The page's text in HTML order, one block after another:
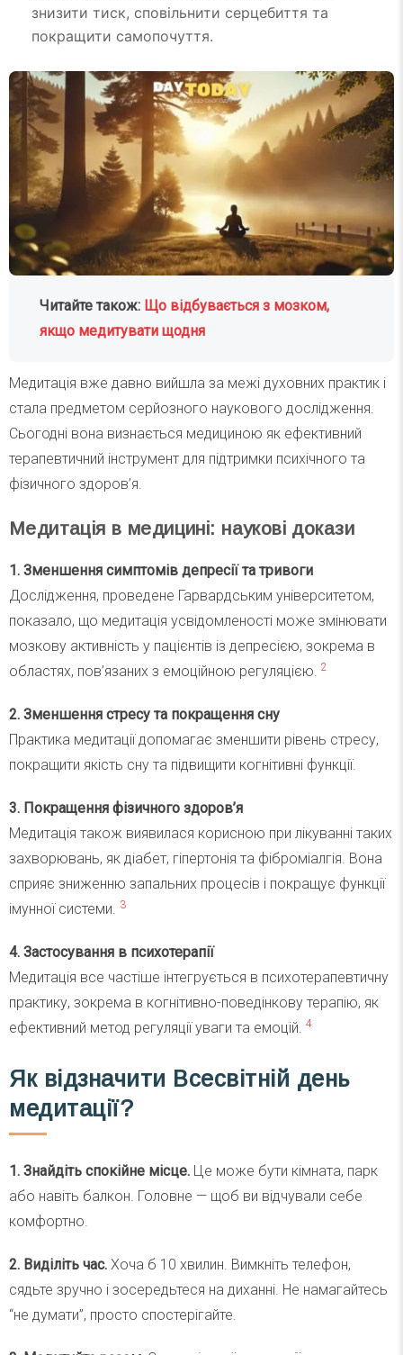
знизити тиск, сповільнити серцебиття та
покращити самопочуття.
Читайте також: Що відбувається з мозком,
якщо медитувати щодня
Медитація вже давно вийшла за межі духовних практик і
стала предметом серйозного наукового дослідження.
Сьогодні вона визнається медициною як ефективний
терапевтичний інструмент для підтримки психічного та
фізичного здоров’я.
Медитація в медицині: наукові докази
1. Зменшення симптомів депресії та тривоги
Дослідження, проведене Гарвардським університетом,
показало, що медитація усвідомленості може змінювати
мозкову активність у пацієнтів із депресією, зокрема в
областях, пов’язаних з емоційною регуляцією. 2
2. Зменшення стресу та покращення сну
Практика медитації допомагає зменшити рівень стресу,
покращити якість сну та підвищити когнітивні функції.
3. Покращення фізичного здоров’я
Медитація також виявилася корисною при лікуванні таких
захворювань, як діабет, гіпертонія та фіброміалгія. Вона
сприяє зниженню запальних процесів і покращує функції
імунної системи. 3
4. Застосування в психотерапії
Медитація все частіше інтегрується в психотерапевтичну
практику, зокрема в когнітивно-поведінкову терапію, як
ефективний метод регуляції уваги та емоцій. 4
Як відзначити Всесвітній день
медитації?
1. Знайдіть спокійне місце. Це може бути кімната, парк
або навіть балкон. Головне — щоб ви відчували себе
комфортно.
2. Виділіть час. Хоча б 10 хвилин. Вимкніть телефон,
сядьте зручно і зосередьтеся на диханні. Не намагайтесь
“не думати”, просто спостерігайте.